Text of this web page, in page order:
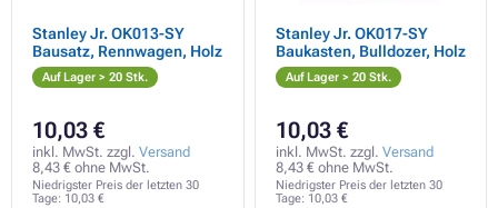
Stanley Jr. OK013-SY
Bausatz, Rennwagen, Holz
Auf Lager > 20 Stk.
10,03 €
inkl. MwSt. zzgl. Versand
8,43 € ohne MwSt.
Niedrigster Preis der letzten 30
Tage: 10,03 €
Stanley Jr. OK017-SY
Baukasten, Bulldozer, Holz
Auf Lager > 20 Stk.
10,03 €
inkl. MwSt. zzgl. Versand
8,43 € ohne MwSt.
Niedrigster Preis der letzten 30
Tage: 10,03 €